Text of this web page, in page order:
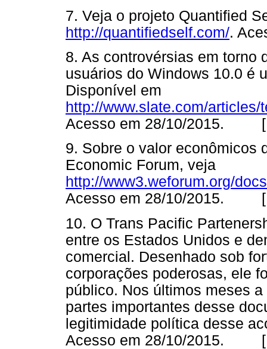
7. Veja o projeto Quantified
http://quantifiedself.com/.
8. As controvérsias em torno
usuários do Windows 10.0 é
Disponível em
http://www.slate.com/
Acesso em 28/10/2015.
9. Sobre o valor econômicos
Economic Forum, veja
http://www3.weforum.org/
Acesso em 28/10/2015.
10. O Trans Pacific
entre os Estados Unidos e
comercial. Desenhado sob
corporações poderosas, ele
público. Nos últimos meses
partes importantes desse
legitimidade política desse
Acesso em 28/10/2015.